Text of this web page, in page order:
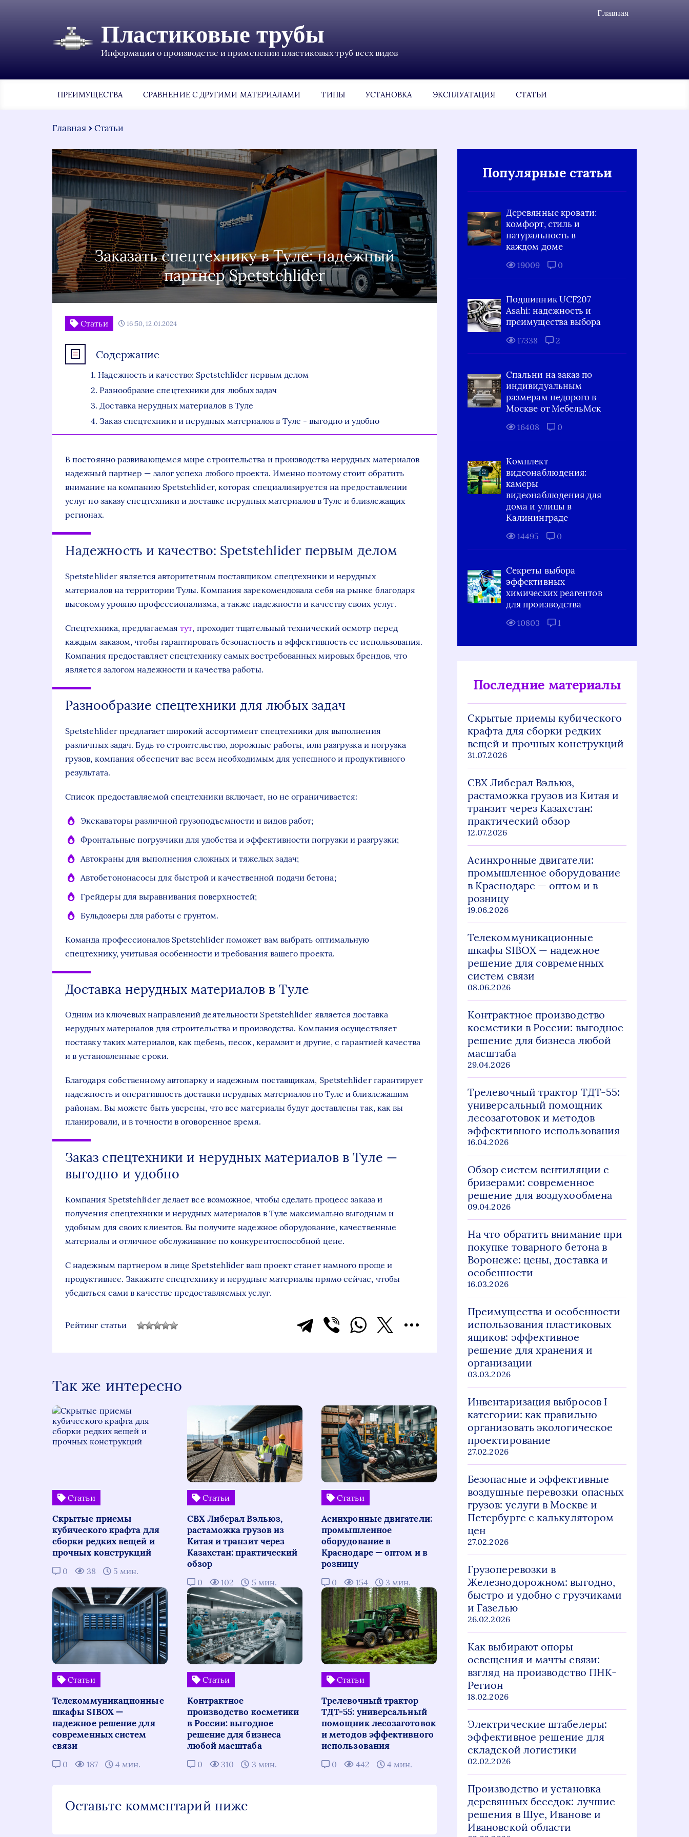
Главная
Пластиковые трубы
Информации о производстве и применении пластиковых труб всех видов
ПРЕИМУЩЕСТВА СРАВНЕНИЕ С ДРУГИМИ МАТЕРИАЛАМИ ТИПЫ УСТАНОВКА ЭКСПЛУАТАЦИЯ СТАТЬИ
Главная Статьи
Заказать спецтехнику в Туле: надежный
партнер Spetstehlider
Статьи 16:50, 12.01.2024
Содержание
Надежность и качество: Spetstehlider первым делом
Разнообразие спецтехники для любых задач
Доставка нерудных материалов в Туле
Заказ спецтехники и нерудных материалов в Туле - выгодно и удобно
В постоянно развивающемся мире строительства и производства нерудных материалов
надежный партнер — залог успеха любого проекта. Именно поэтому стоит обратить
внимание на компанию Spetstehlider, которая специализируется на предоставлении
услуг по заказу спецтехники и доставке нерудных материалов в Туле и близлежащих
регионах.
Надежность и качество: Spetstehlider первым делом
Spetstehlider является авторитетным поставщиком спецтехники и нерудных
материалов на территории Тулы. Компания зарекомендовала себя на рынке благодаря
высокому уровню профессионализма, а также надежности и качеству своих услуг.
Спецтехника, предлагаемаятут, проходит тщательный технический осмотр перед
каждым заказом, чтобы гарантировать безопасность и эффективность ее использования.
Компания предоставляет спецтехнику самых востребованных мировых брендов, что
является залогом надежности и качества работы.
Разнообразие спецтехники для любых задач
Spetstehlider предлагает широкий ассортимент спецтехники для выполнения
различных задач. Будь то строительство, дорожные работы, или разгрузка и погрузка
грузов, компания обеспечит вас всем необходимым для успешного и продуктивного
результата.
Список предоставляемой спецтехники включает, но не ограничивается:
Экскаваторы различной грузоподъемности и видов работ;
Фронтальные погрузчики для удобства и эффективности погрузки и разгрузки;
Автокраны для выполнения сложных и тяжелых задач;
Автобетононасосы для быстрой и качественной подачи бетона;
Грейдеры для выравнивания поверхностей;
Бульдозеры для работы с грунтом.
Команда профессионалов Spetstehlider поможет вам выбрать оптимальную
спецтехнику, учитывая особенности и требования вашего проекта.
Доставка нерудных материалов в Туле
Одним из ключевых направлений деятельности Spetstehlider является доставка
нерудных материалов для строительства и производства. Компания осуществляет
поставку таких материалов, как щебень, песок, керамзит и другие, с гарантией качества
и в установленные сроки.
Благодаря собственному автопарку и надежным поставщикам, Spetstehlider гарантирует
надежность и оперативность доставки нерудных материалов по Туле и близлежащим
районам. Вы можете быть уверены, что все материалы будут доставлены так, как вы
планировали, и в точности в оговоренное время.
Заказ спецтехники и нерудных материалов в Туле —
выгодно и удобно
Компания Spetstehlider делает все возможное, чтобы сделать процесс заказа и
получения спецтехники и нерудных материалов в Туле максимально выгодным и
удобным для своих клиентов. Вы получите надежное оборудование, качественные
материалы и отличное обслуживание по конкурентоспособной цене.
С надежным партнером в лице Spetstehlider ваш проект станет намного проще и
продуктивнее. Закажите спецтехнику и нерудные материалы прямо сейчас, чтобы
убедиться сами в качестве предоставляемых услуг.
Рейтинг статьи
Так же интересно
Статьи
Скрытые приемы
кубического крафта для
сборки редких вещей и
прочных конструкций
0 38 5 мин.
Статьи
СВХ Либерал Вэльюз,
растаможка грузов из
Китая и транзит через
Казахстан: практический
обзор
0 102 5 мин.
Статьи
Асинхронные двигатели:
промышленное
оборудование в
Краснодаре — оптом и в
розницу
0 154 3 мин.
Статьи
Телекоммуникационные
шкафы SIBOX —
надежное решение для
современных систем
связи
0 187 4 мин.
Статьи
Контрактное
производство косметики
в России: выгодное
решение для бизнеса
любой масштаба
0 310 3 мин.
Статьи
Трелевочный трактор
ТДТ-55: универсальный
помощник лесозаготовок
и методов эффективного
использования
0 442 4 мин.
Оставьте комментарий ниже
Популярные статьи
Деревянные кровати:
комфорт, стиль и
натуральность в
каждом доме
19009 0
Подшипник UCF207
Asahi: надежность и
преимущества выбора
17338 2
Спальни на заказ по
индивидуальным
размерам недорого в
Москве от МебельМск
16408 0
Комплект
видеонаблюдения:
камеры
видеонаблюдения для
дома и улицы в
Калининграде
14495 0
Секреты выбора
эффективных
химических реагентов
для производства
10803 1
Последние материалы
Скрытые приемы кубического
крафта для сборки редких
вещей и прочных конструкций
31.07.2026
СВХ Либерал Вэльюз,
растаможка грузов из Китая и
транзит через Казахстан:
практический обзор
12.07.2026
Асинхронные двигатели:
промышленное оборудование
в Краснодаре — оптом и в
розницу
19.06.2026
Телекоммуникационные
шкафы SIBOX — надежное
решение для современных
систем связи
08.06.2026
Контрактное производство
косметики в России: выгодное
решение для бизнеса любой
масштаба
29.04.2026
Трелевочный трактор ТДТ-55:
универсальный помощник
лесозаготовок и методов
эффективного использования
16.04.2026
Обзор систем вентиляции с
бризерами: современное
решение для воздухообмена
09.04.2026
На что обратить внимание при
покупке товарного бетона в
Воронеже: цены, доставка и
особенности
16.03.2026
Преимущества и особенности
использования пластиковых
ящиков: эффективное
решение для хранения и
организации
03.03.2026
Инвентаризация выбросов I
категории: как правильно
организовать экологическое
проектирование
27.02.2026
Безопасные и эффективные
воздушные перевозки опасных
грузов: услуги в Москве и
Петербурге с калькулятором
цен
27.02.2026
Грузоперевозки в
Железнодорожном: выгодно,
быстро и удобно с грузчиками
и Газелью
26.02.2026
Как выбирают опоры
освещения и мачты связи:
взгляд на производство ПНК-
Регион
18.02.2026
Электрические штабелеры:
эффективное решение для
складской логистики
02.02.2026
Производство и установка
деревянных беседок: лучшие
решения в Шуе, Иванове и
Ивановской области